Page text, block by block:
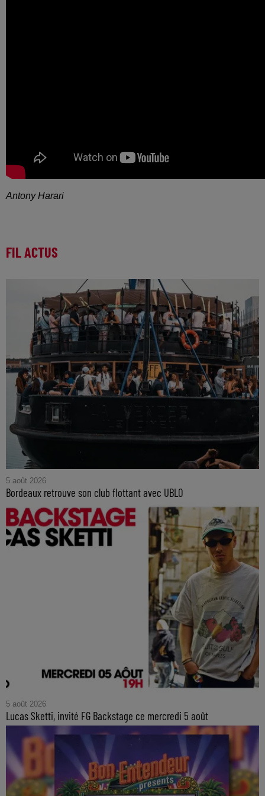
Antony Harari
FIL ACTUS
5 août 2026
Bordeaux retrouve son club flottant avec UBLO
5 août 2026
Lucas Sketti, invité FG Backstage ce mercredi 5 août